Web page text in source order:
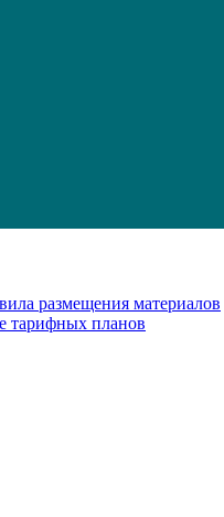
размещения материалов
тарифных планов